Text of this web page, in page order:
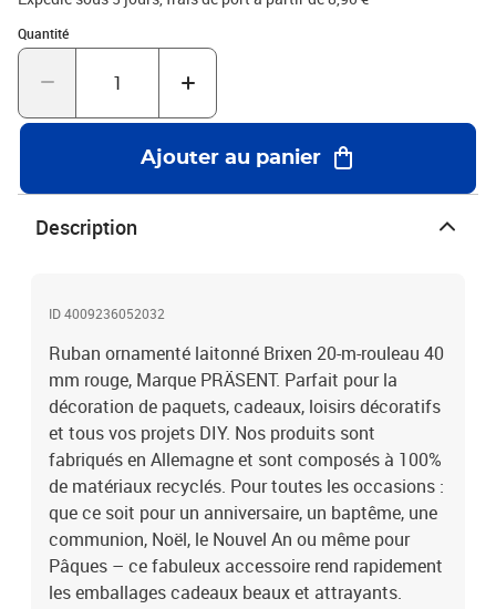
Quantité
Quantité : 1
Ajouter au panier
Description
ID 4009236052032
Ruban ornamenté laitonné Brixen 20-m-rouleau 40
mm rouge, Marque PRÄSENT. Parfait pour la
décoration de paquets, cadeaux, loisirs décoratifs
et tous vos projets DIY. Nos produits sont
fabriqués en Allemagne et sont composés à 100%
de matériaux recyclés. Pour toutes les occasions :
que ce soit pour un anniversaire, un baptême, une
communion, Noël, le Nouvel An ou même pour
Pâques – ce fabuleux accessoire rend rapidement
les emballages cadeaux beaux et attrayants.